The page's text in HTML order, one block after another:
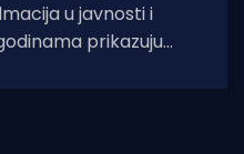
u javnosti i
prikazuju